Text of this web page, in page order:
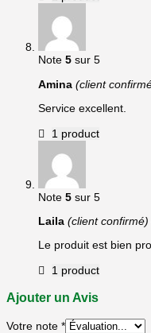
Note 5 sur 5
Amina (client
Service excellent.
1 product
Note 5 sur 5
Laila (client confirmé)
Le produit est bien
1 product
Ajouter un Avis
Votre note *